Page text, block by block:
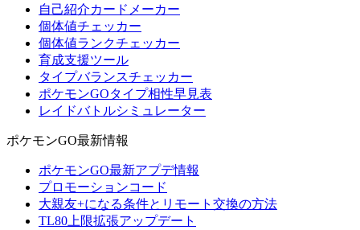
自己紹介カードメーカー
個体値チェッカー
個体値ランクチェッカー
育成支援ツール
タイプバランスチェッカー
ポケモンGOタイプ相性早見表
レイドバトルシミュレーター
ポケモンGO最新情報
ポケモンGO最新アプデ情報
プロモーションコード
大親友+になる条件とリモート交換の方法
TL80上限拡張アップデート